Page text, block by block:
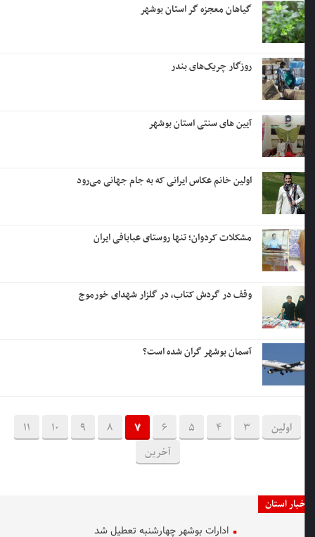
گیاهان معجزه گر استان بوشهر
روزگار چریک‌های بندر
آیین های سنتی استان بوشهر
اولین خانم عکاس ایرانی که به جام جهانی می‌رود
مشکلات کردوان؛ تنها روستای عبابافی ایران
وقف در گردش کتاب، در گلزار شهدای خورموج
آسمان بوشهر گران شده است؟
اولین
آخرین
استان
ادارات بوشهر چهارشنبه تعطیل شد